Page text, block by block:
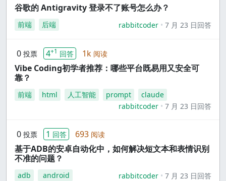
谷歌的 Antigravity 登录不了账号怎么办？
前端 后端 rabbitcoder 7 月 23 日回答
0 投票 4+1 回答 1k 阅读
Vibe Coding初学者推荐：哪些平台既易用又安全可
靠？
前端 html 人工智能 prompt
claude
rabbitcoder
7 月 23 日回答
0 投票 1 回答 693 阅读
基于ADB的安卓自动化中，如何解决短文本和表情识别
不准的问题？
adb android rabbitcoder 7 月 23 日回答